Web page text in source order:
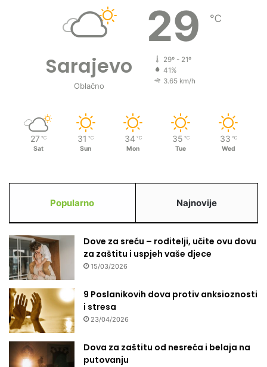
Sarajevo
Oblačno
29 ℃
29º - 21º
41%
3.65 km/h
27 ℃
Sat
31 ℃
Sun
34 ℃
Mon
35 ℃
Tue
33 ℃
Wed
Popularno Najnovije
Dove za sreću – roditelji, učite ovu dovu
za zaštitu i uspjeh vaše djece
15/03/2026
9 Poslanikovih dova protiv anksioznosti
i stresa
23/04/2026
Dova za zaštitu od nesreća i belaja na
putovanju